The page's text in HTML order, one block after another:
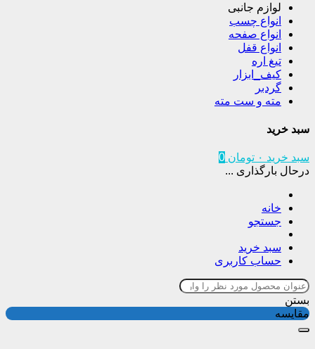
لوازم جانبی
انواع چسب
انواع صفحه
انواع قفل
تیغ اره
کیف_ابزار
گردبر
مته و ست مته
سبد خرید
سبد خرید ۰ تومان 0
درحال بارگذاری ...
خانه
جستجو
سبد خرید
حساب کاربری
بستن
مقایسه